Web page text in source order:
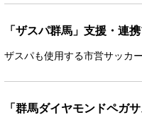
「ザスパ群馬」支援・連
ザスパも使用する市営サッカ
「群馬ダイヤモンドペガ